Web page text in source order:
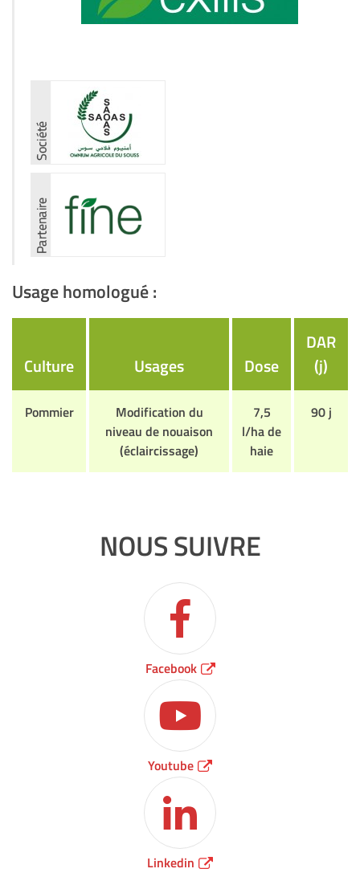
Usage homologué :
Culture Usages Dose
DAR
(j)
Pommier
Modification du
niveau de nouaison
(éclaircissage)
7,5
l/ha de
haie
90 j
NOUS SUIVRE
Facebook
Youtube
Linkedin